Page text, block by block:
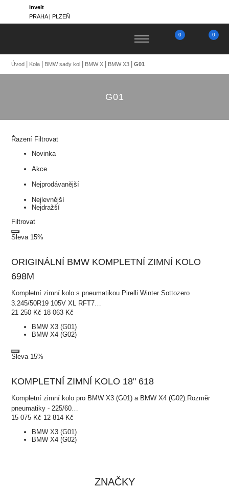
invelt
PRAHA | PLZEŇ
0 0
Úvod Kola BMW sady kol BMW X BMW X3 G01
G01
Řazení Filtrovat
Novinka
Akce
Nejprodávanější
Nejlevnější
Nejdražší
Filtrovat
Sleva 15%
ORIGINÁLNÍ BMW KOMPLETNÍ ZIMNÍ KOLO
698M
Kompletní zimní kolo s pneumatikou Pirelli Winter Sottozero
3.245/50R19 105V XL RFT7…
21 250 Kč 18 063 Kč
BMW X3 (G01)
BMW X4 (G02)
Sleva 15%
KOMPLETNÍ ZIMNÍ KOLO 18" 618
Kompletní zimní kolo pro BMW X3 (G01) a BMW X4 (G02).Rozměr
pneumatiky - 225/60…
15 075 Kč 12 814 Kč
BMW X3 (G01)
BMW X4 (G02)
ZNAČKY